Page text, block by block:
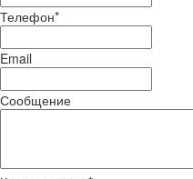
Телефон*
Email
Сообщение